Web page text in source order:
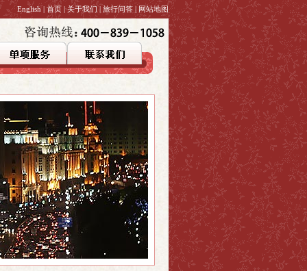
English| 首页 |关于我们| 旅行问答 | 网站地图